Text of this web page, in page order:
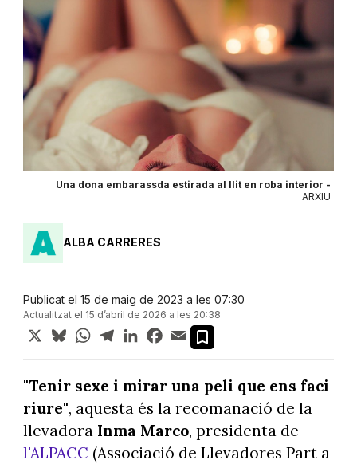
Una dona embarassda estirada al llit en roba interior -
ARXIU
ALBA CARRERES
Publicat el 15 de maig de 2023 a les 07:30
Actualitzat el 15 d’abril de 2026 a les 20:38
X BlueskyWhatsApp
TelegramLinkedInFacebook
Email
"Tenir sexe i mirar una peli que ens faci
riure", aquesta és la recomanació de la
llevadora Inma Marco, presidenta de
l'ALPACC (Associació de Llevadores Part a